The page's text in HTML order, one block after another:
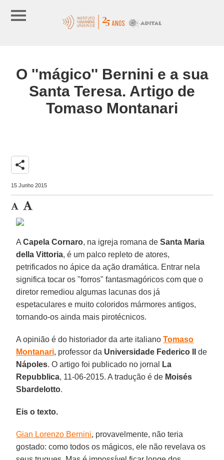
O ''mágico'' Bernini e a sua
Santa Teresa. Artigo de
Tomaso Montanari
share
15 Junho 2015
ACapela Cornaro, na igreja romana deSanta Maria
della Vittoria, é um palco repleto de atores,
petrificados no ápice da ação dramática. Entrar nela
significa tocar os "forros" fantasmagóricos com que o
diretor remediou algumas lacunas dos já
espetaculares e muito coloridos mármores antigos,
tornando-os ainda mais pirotécnicos.
A opinião é do historiador da arte italianoTomaso
Montanari, professor da Universidade Federico II
de
Nápoles. O artigo foi publicado no jornal
La
Repubblica, 11-06-2015. A tradução é de Moisés
Sbardelotto.
Eis o texto.
Gian Lorenzo Bernini, provavelmente, não teria
gostado: como todos os mágicos, ele não revelava os